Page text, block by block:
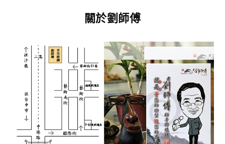
關於劉師傅